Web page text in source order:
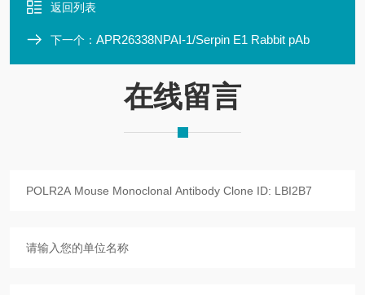
返回列表
下一个： APR26338NPAI-1/Serpin E1 Rabbit pAb
在线留言